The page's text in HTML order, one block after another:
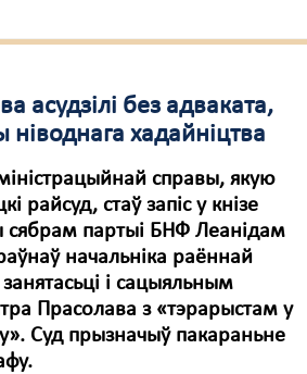
асудзілі без адваката,
хадайніцтва
справы, якую
райсуд, стаў запіс у кнізе
сябрам партыі БНФ Леанідам
начальніка раённай
і сацыяльным
Прасолава з «тэрарыстам у
Суд прызначыў пакараньне